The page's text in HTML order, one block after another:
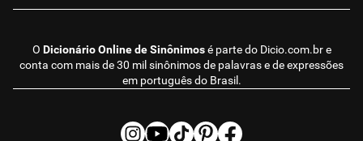
O Dicionário Online de Sinônimosé parte do Dicio.com.bre
conta com mais de 30 mil sinônimos de palavras e de expressões
em português do Brasil.